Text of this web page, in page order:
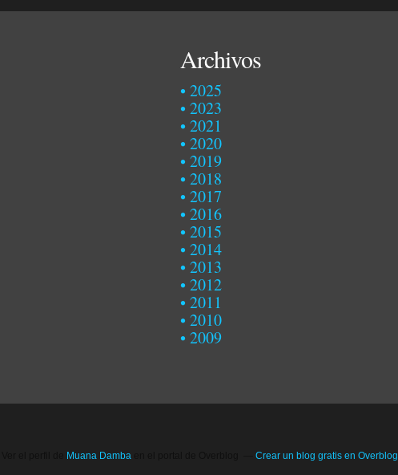
Archivos
2025
2023
2021
2020
2019
2018
2017
2016
2015
2014
2013
2012
2011
2010
2009
Muana Damba Crear un blog gratis en Overblog